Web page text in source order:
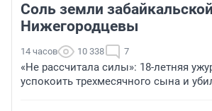
Соль земли
Нижегородцевы
14 часов 10 338 7
«Не рассчитала силы»: 18-летняя
успокоить трехмесячного сына и